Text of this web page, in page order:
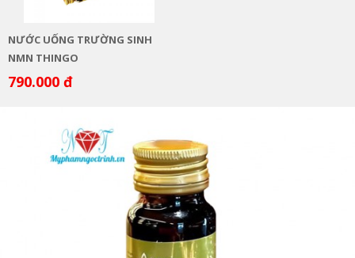
NƯỚC UỐNG TRƯỜNG SINH
NMN THINGO
790.000 đ